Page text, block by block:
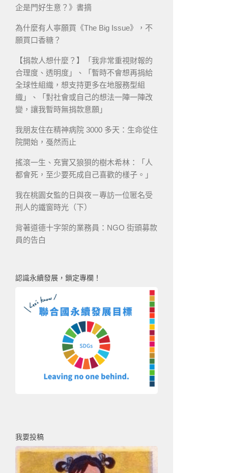
企是門好生意？》書摘
為什麼有人寧願買《The Big Issue》，不
願買口香糖？
【捐款人想什麼？】「我非常重視財報的
合理度、透明度」、「暫時不會想再捐給
全球性組織，想支持更多在地服務型組
織」、「對社會或自己的想法一陣一陣改
變，讓我暫時無捐款意願」
我朋友住在精神病院 3000 多天：生命從住
院開始，戞然而止
搖滾一生、充實又狼狽的樹木希林：「人
都會死，至少要死成自己喜歡的樣子。」
我在桃園女監的日與夜－專訪一位匿名受
刑人的鐵窗時光（下）
背著道德十字架的業務員：NGO 街頭募款
員的告白
認識永續發展，鎖定專欄！
我要投稿